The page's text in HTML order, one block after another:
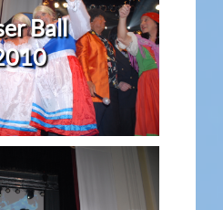
Ball